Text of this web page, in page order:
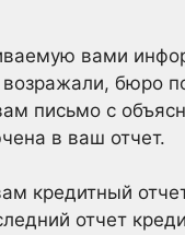
вами
бюро
письмо с
в ваш отчет.
кредитный
отчет